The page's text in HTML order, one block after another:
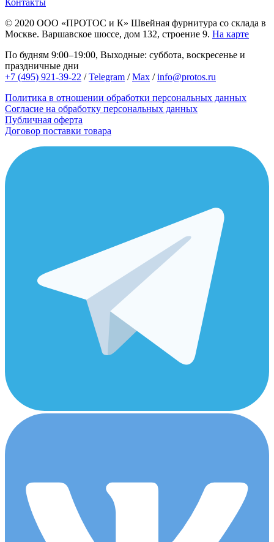
Контакты
© 2020 ООО «ПРОТОС и К» Швейная фурнитура со склада в
Москве. Варшавское шоссе, дом 132, строение 9. На карте
По будням 9:00–19:00, Выходные: суббота, воскресенье и
праздничные дни
+7 (495) 921-39-22 /Telegram /Max /info@protos.ru
Политика в отношении обработки персональных данных
Согласие на обработку персональных данных
Публичная оферта
Договор поставки товара